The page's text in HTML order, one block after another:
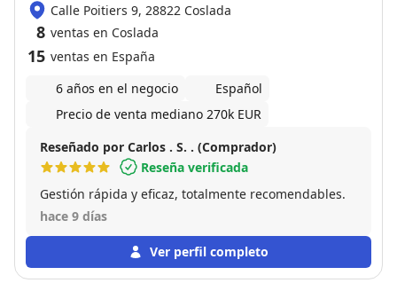
Calle Poitiers 9, 28822 Coslada
8 ventas en Coslada
15 ventas en España
6 años en el negocio
Español
Precio de venta mediano 270k EUR
Reseñado por Carlos . S. . (Comprador)
Reseña verificada
Gestión rápida y eficaz, totalmente recomendables.
hace 9 días
Ver perfil completo